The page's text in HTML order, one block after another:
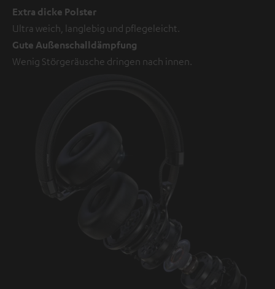
Extra dicke Polster
Ultra weich, langlebig und pflegeleicht.
Gute Außenschalldämpfung
Wenig Störgeräusche dringen nach innen.